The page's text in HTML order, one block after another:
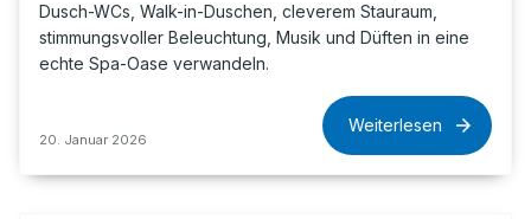
Dusch-WCs, Walk-in-Duschen, cleverem Stauraum,
stimmungsvoller Beleuchtung, Musik und Düften in eine
echte Spa-Oase verwandeln.
20. Januar 2026
Weiterlesen